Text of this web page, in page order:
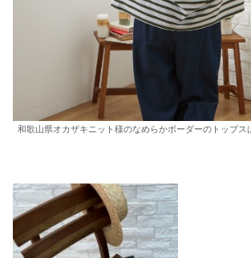
和歌山県オカザキニット様のなめらかボーダーのトップス